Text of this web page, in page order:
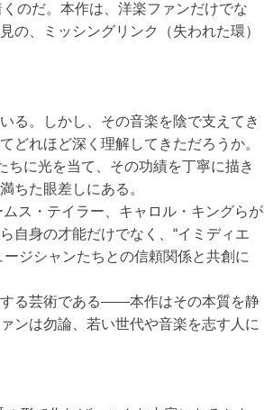
のだ。本作は、洋楽ファンだけでな
の、ミッシングリンク（失われた環）
る。しかし、その音楽を陰で支えてき
どれほど深く理解してきただろうか。
ちに光を当て、その功績を丁寧に描き
ちた眼差しにある。
ス・テイラー、キャロル・キングらが
自身の才能だけでなく、“イミディエ
ジシャンたちとの信頼関係と共創に
る芸術である――本作はその本質を静
ンは勿論、若い世代や音楽を志す人に